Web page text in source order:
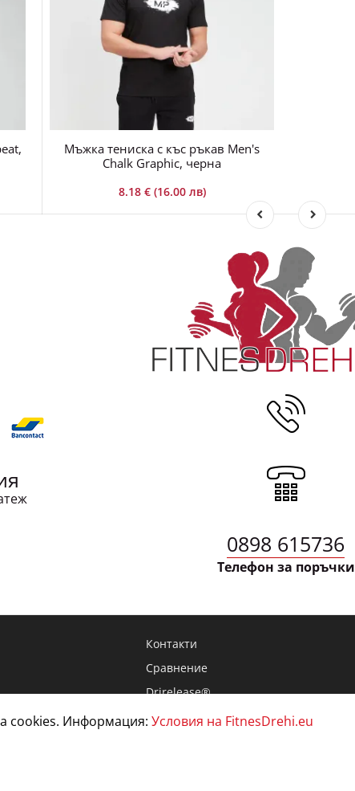
cookies. Информация: Условия на FitnesDrehi.eu
Мъжка тениска с къс ръкав Men's
Chalk Graphic, черна
8.18 € (16.00 лв)
0898 615736
Телефон за поръчки
Контакти
Сравнение
Drirelease®
Опаковки и рециклиране